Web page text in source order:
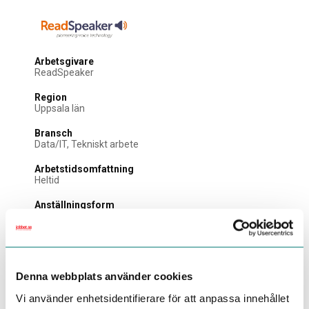
Denna webbplats använder cookies
Vi använder enhetsidentifierare för att anpassa innehållet
Arbetsgivare
ReadSpeaker
Region
Uppsala län
Bransch
Data/IT, Tekniskt arbete
Arbetstidsomfattning
Heltid
Anställningsform
Spontanansökan